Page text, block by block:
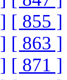
[ 855 ]
[ 863 ]
[ 871 ]